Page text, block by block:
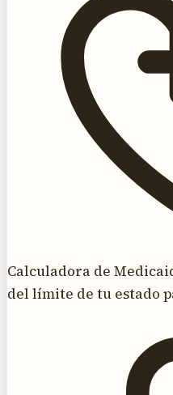
Calculadora de
del límite de tu estado